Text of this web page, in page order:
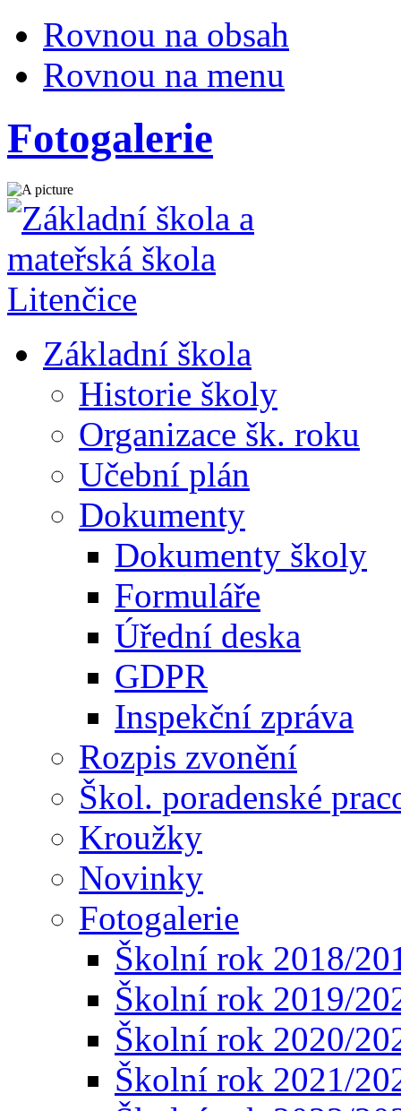
Rovnou na obsah
Rovnou na menu
Fotogalerie
Základní škola
Historie školy
Organizace šk. roku
Učební plán
Dokumenty
Dokumenty školy
Formuláře
Úřední deska
GDPR
Inspekční zpráva
Rozpis zvonění
Škol. poradenské
Kroužky
Novinky
Fotogalerie
Školní rok 2018/
Školní rok 2019/
Školní rok 2020/
Školní rok 2021/